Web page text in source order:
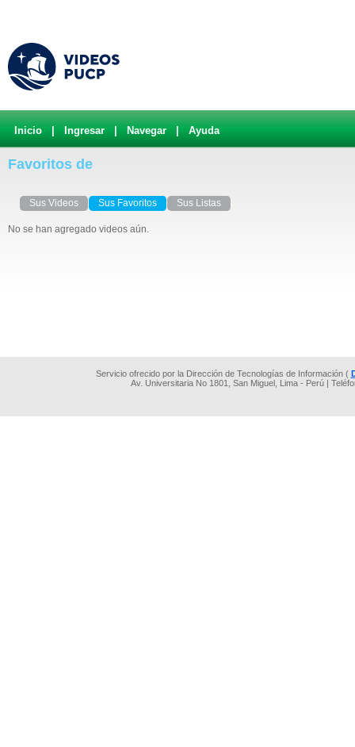
Inicio Ingresar Navegar Ayuda
Favoritos de
Sus Videos Sus Favoritos Sus Listas
No se han agregado videos aún.
Servicio ofrecido por la Dirección de Tecnologías de Información (
Av. Universitaria No 1801, San Miguel, Lima - Perú |